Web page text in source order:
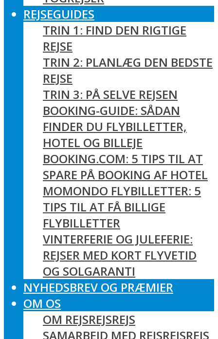
REJSEGUIDES
TRIN 1: FIND DEN RIGTIGE
REJSE
TRIN 2: PLANLÆG DEN BEDSTE
REJSE
TRIN 3: PÅ SELVE REJSEN
BOOKING-GUIDE: SÅDAN
FINDER DU FLYBILLETTER,
HOTEL OG BILLEJE
BOOKING.COM: 5 TIPS TIL AT
SPARE PÅ BOOKING AF HOTEL
MOMONDO FLYBILLETTER: 5
TIPS TIL AT FÅ BILLIGE
FLYBILLETTER
VINTERFERIE OG JULEFERIE:
REJSER MED KORT FLYVETID
OG SOLGARANTI
NYHEDSBREV OG PRÆMIER
OM OS
OM REJSREJSREJS
SAMARBEJD MED REJSREJSREJS